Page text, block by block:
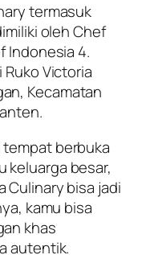
termasuk
oleh Chef
Indonesia 4.
Victoria
Kecamatan
berbuka
keluarga besar,
Culinary bisa jadi
kamu bisa
khas
autentik.